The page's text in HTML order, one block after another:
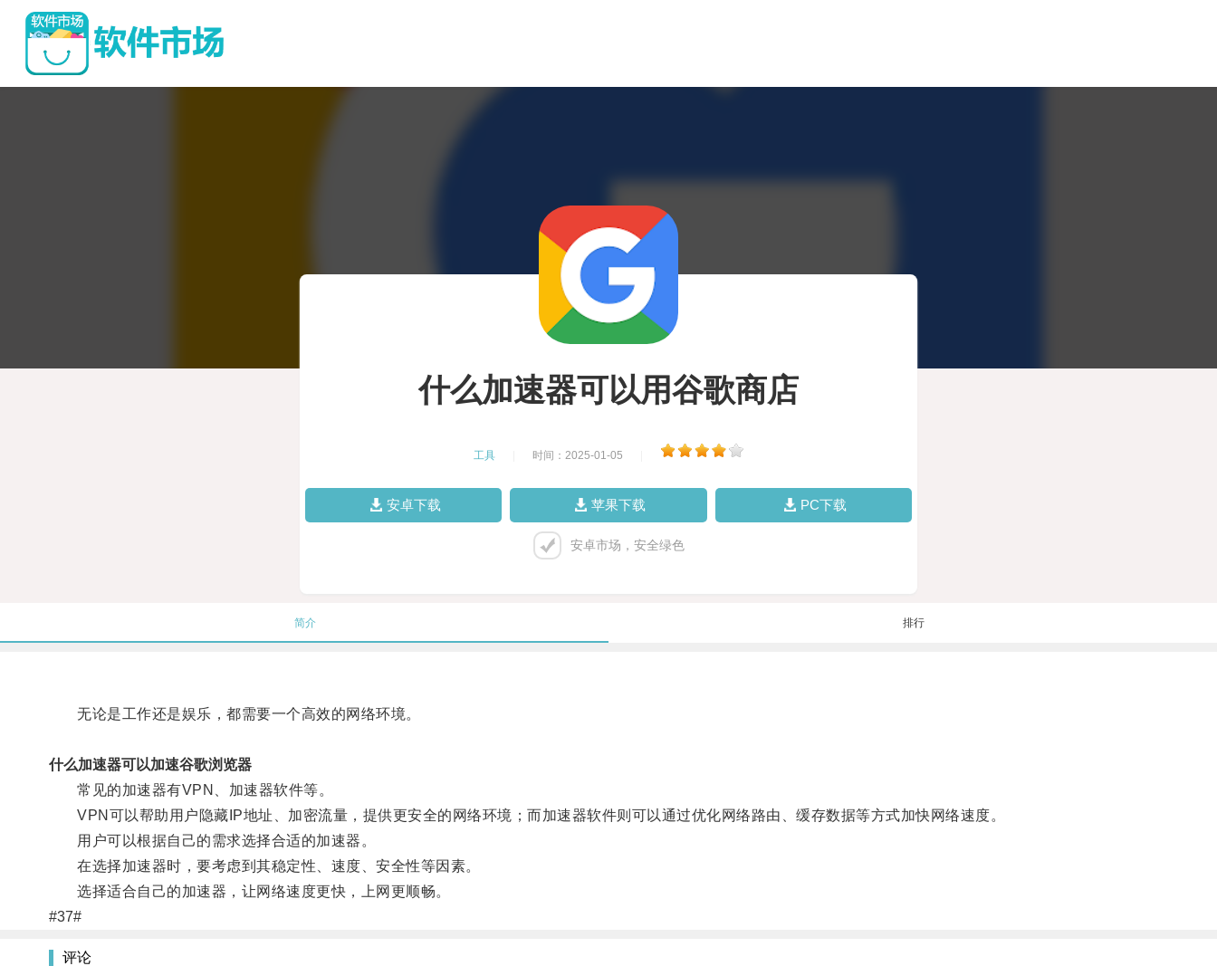
什么加速器可以用谷歌商店
工具 时间：2025-01-05
安卓下载 苹果下载 PC下载
安卓市场，安全绿色
简介 排行
无论是工作还是娱乐，都需要一个高效的网络环境。
什么加速器可以加速谷歌浏览器
常见的加速器有VPN、加速器软件等。
VPN可以帮助用户隐藏IP地址、加密流量，提供更安全的网络环境；而加速器软件则可以通过优化网络路由、缓存数据等方式加快网络速度。
用户可以根据自己的需求选择合适的加速器。
在选择加速器时，要考虑到其稳定性、速度、安全性等因素。
选择适合自己的加速器，让网络速度更快，上网更顺畅。
#37#
评论